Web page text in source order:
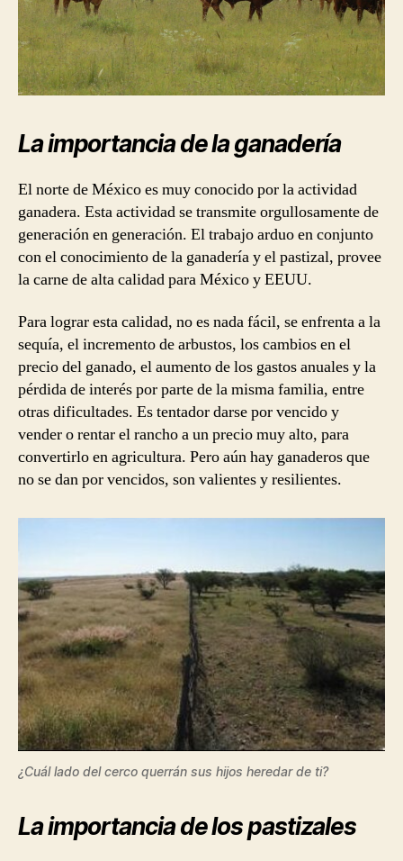
La importancia de la ganadería
El norte de México es muy conocido por la actividad
ganadera. Esta actividad se transmite orgullosamente de
generación en generación. El trabajo arduo en conjunto
con el conocimiento de la ganadería y el pastizal, provee
la carne de alta calidad para México y EEUU.
Para lograr esta calidad, no es nada fácil, se enfrenta a la
sequía, el incremento de arbustos, los cambios en el
precio del ganado, el aumento de los gastos anuales y la
pérdida de interés por parte de la misma familia, entre
otras dificultades. Es tentador darse por vencido y
vender o rentar el rancho a un precio muy alto, para
convertirlo en agricultura. Pero aún hay ganaderos que
no se dan por vencidos, son valientes y resilientes.
¿Cuál lado del cerco querrán sus hijos heredar de ti?
La importancia de los pastizales